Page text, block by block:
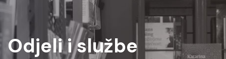
Odjeli i službe